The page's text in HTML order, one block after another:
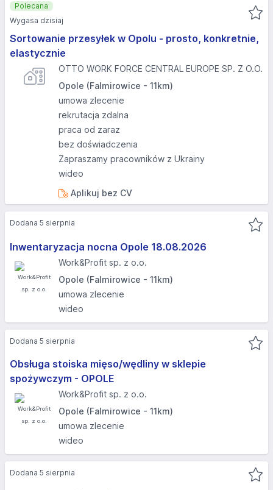
Sortowanie przesyłek w Opolu - prosto, konkretnie,
elastycznie
OTTO WORK FORCE CENTRAL EUROPE SP. Z O.O.
Opole (Falmirowice - 11km)
umowa zlecenie
rekrutacja zdalna
praca od zaraz
bez doświadczenia
Zapraszamy pracowników z Ukrainy
wideo
Aplikuj bez CV
Polecana
Wygasa dzisiaj
Inwentaryzacja nocna Opole 18.08.2026​
Work&Profit sp. z o.o.
Opole (Falmirowice - 11km)
umowa zlecenie
wideo
Dodana 5 sierpnia
Obsługa stoiska mięso/wędliny w sklepie
spożywczym - OPOLE
Work&Profit sp. z o.o.
Opole (Falmirowice - 11km)
umowa zlecenie
wideo
Dodana 5 sierpnia
Dodana 5 sierpnia